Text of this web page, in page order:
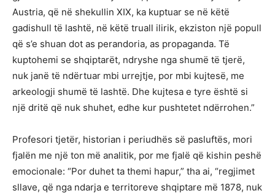
Austria, që në shekullin XIX, ka kuptuar se në këtë
gadishull të lashtë, në këtë truall ilirik, ekziston një popull
që s’e shuan dot as perandoria, as propaganda. Të
kuptohemi se shqiptarët, ndryshe nga shumë të tjerë,
nuk janë të ndërtuar mbi urrejtje, por mbi kujtesë, me
arkeologji shumë të lashtë. Dhe kujtesa e tyre është si
një dritë që nuk shuhet, edhe kur pushtetet ndërrohen.”
Profesori tjetër, historian i periudhës së pasluftës, mori
fjalën me një ton më analitik, por me fjalë që kishin peshë
emocionale: “Por duhet ta themi hapur,” tha ai, “regjimet
sllave, që nga ndarja e territoreve shqiptare më 1878, nuk